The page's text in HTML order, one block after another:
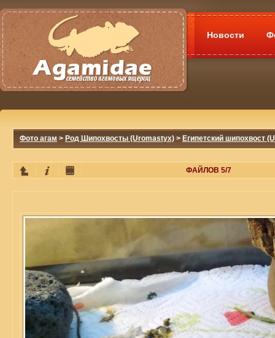
Новости
Фото агам > Род Шипохвосты (Uromastyx) > Египетский шипохвост
ФАЙЛОВ 5/7